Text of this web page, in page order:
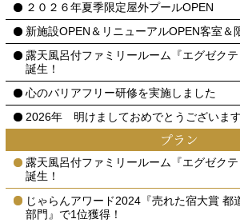
２０２６年夏季限定屋外プールOPEN
新施設OPEN＆リニューアルOPEN客室＆
露天風呂付ファミリールーム『エグゼクテ
誕生！
心のバリアフリー研修を実施しました
2026年 明けましておめでとうございます
プラン
露天風呂付ファミリールーム『エグゼクテ
誕生！
じゃらんアワード2024『売れた宿大賞 都
部門』で1位獲得！